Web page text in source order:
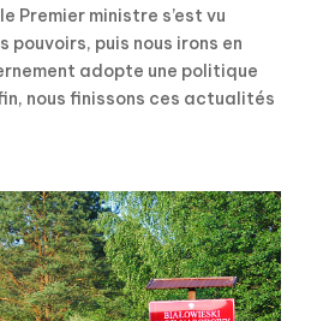
Premier ministre s’est vu
pouvoirs, puis nous irons en
adopte une politique
nous finissons ces actualités